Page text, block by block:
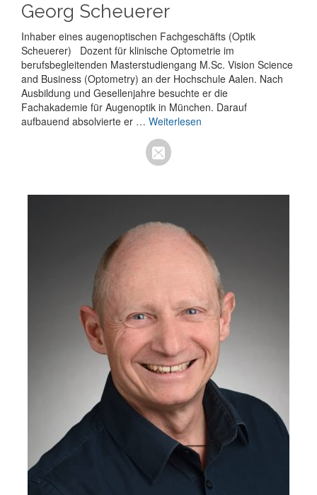
Georg Scheuerer
Inhaber eines augenoptischen Fachgeschäfts (Optik
Scheuerer) Dozent für klinische Optometrie im
berufsbegleitenden Masterstudiengang M.Sc. Vision Science
and Business (Optometry) an der Hochschule Aalen. Nach
Ausbildung und Gesellenjahre besuchte er die
Fachakademie für Augenoptik in München. Darauf
aufbauend absolvierte er … Weiterlesen